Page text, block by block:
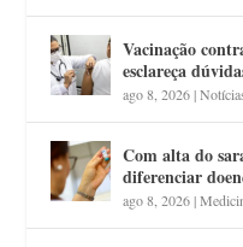
Vacinação
esclareça
ago 8, 2026|
Com alta do
diferenciar
ago 8, 2026|